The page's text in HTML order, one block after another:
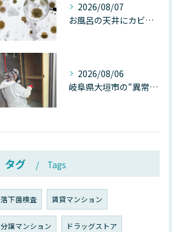
2026/08/07
お風呂の天井にカビが生えたら要注意！2026年8月の猛暑・高湿度で急増する浴室カビの原因と正しい対策
2026/08/06
岐阜県大垣市の“異常に高い気温”が建物内部を腐らせる──深層カビが爆発的に増える本当の理由
タグ Tags
落下菌検査 賃貸マンション
分譲マンション ドラッグストア